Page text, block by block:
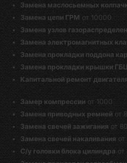
Замена маслосьемных
Замена цепи ГРМот 10000
Замена узлов
Замена электромагнитных
Замена прокладки поддона
Замена прокладки крышки
Капитальной ремонт
Замер компрессииот 1000
Замена приводных ремнейот
Замена свечей зажиганияот
Замена свечей накаливанияот
С/у головки блока цилиндраот